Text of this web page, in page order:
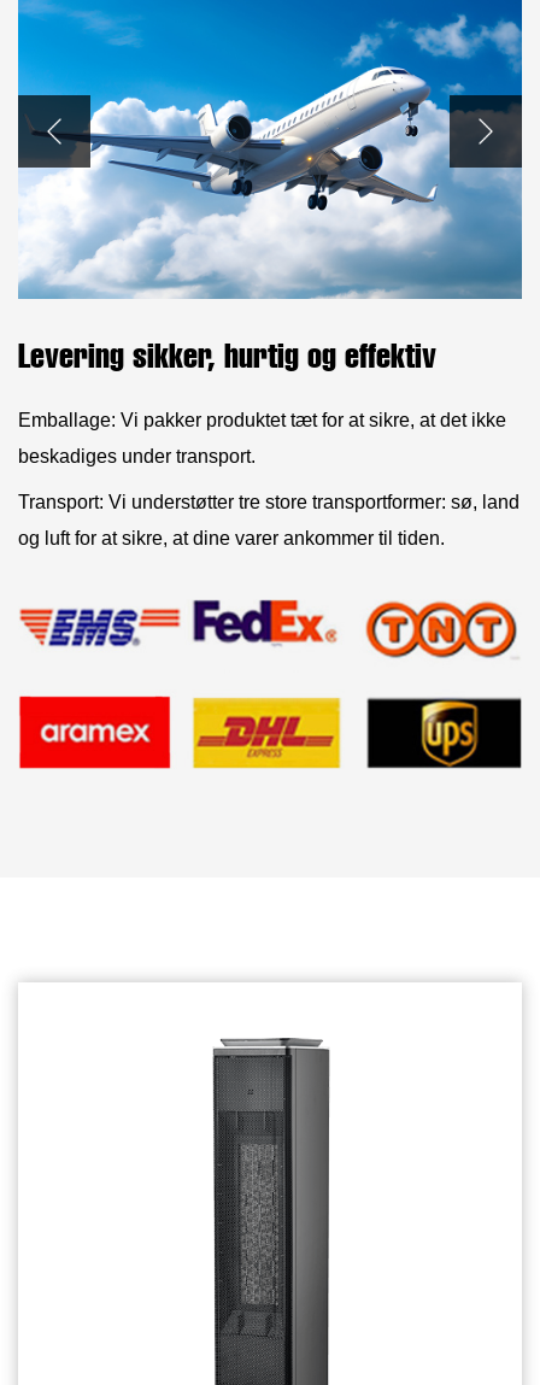
Levering sikker, hurtig og effektiv
Emballage: Vi pakker produktet tæt for at sikre, at det ikke
beskadiges under transport.
Transport: Vi understøtter tre store transportformer: sø, land
og luft for at sikre, at dine varer ankommer til tiden.